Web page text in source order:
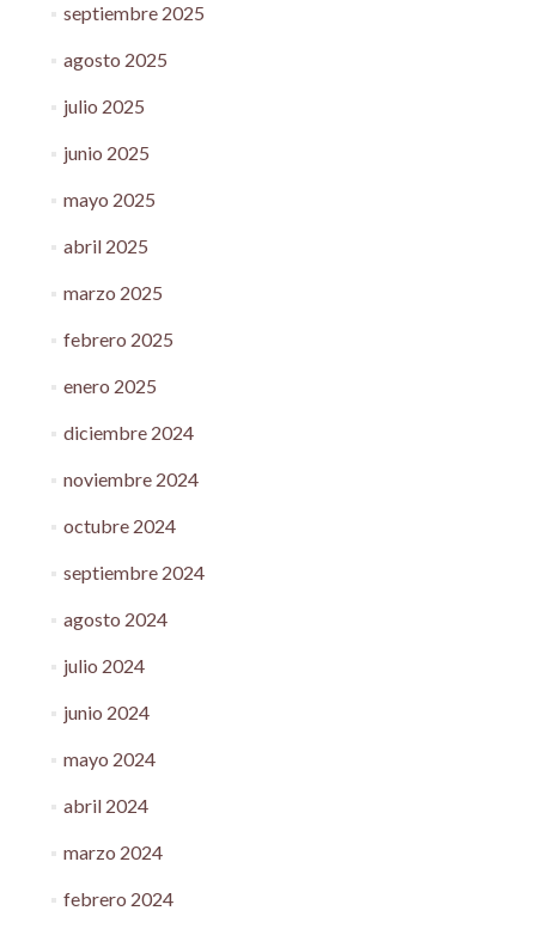
septiembre 2025
agosto 2025
julio 2025
junio 2025
mayo 2025
abril 2025
marzo 2025
febrero 2025
enero 2025
diciembre 2024
noviembre 2024
octubre 2024
septiembre 2024
agosto 2024
julio 2024
junio 2024
mayo 2024
abril 2024
marzo 2024
febrero 2024